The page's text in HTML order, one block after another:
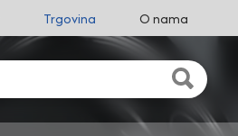
Trgovina O nama